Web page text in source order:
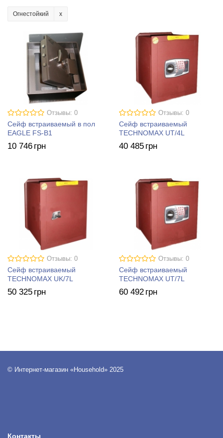
Огнестойкий
Отзывы: 0
Сейф встраиваемый в пол
EAGLE FS-B1
10 746 грн
Отзывы: 0
Сейф встраиваемый
TECHNOMAX UT/4L
40 485 грн
Отзывы: 0
Сейф встраиваемый
TECHNOMAX UK/7L
50 325 грн
Отзывы: 0
Сейф встраиваемый
TECHNOMAX UT/7L
60 492 грн
© Интернет-магазин «Household» 2025
Контакты